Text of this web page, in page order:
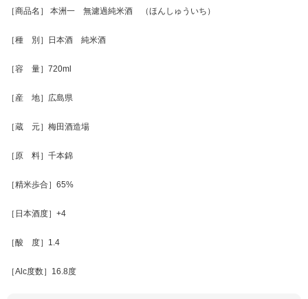
［商品名］ 本洲一 無濾過純米酒 （ほんしゅういち）
［種 別］日本酒 純米酒
［容 量］720ml
［産 地］広島県
［蔵 元］梅田酒造場
［原 料］千本錦
［精米歩合］65%
［日本酒度］+4
［酸 度］1.4
［Alc度数］16.8度